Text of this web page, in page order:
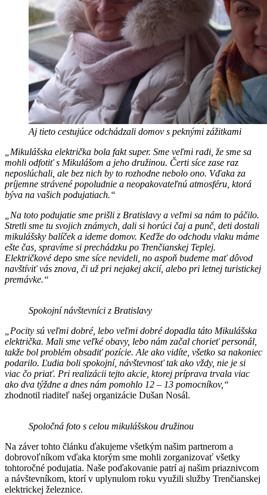
Aj tieto cestujúce odchádzali domov s peknými zážitkami
„Mikulášska električka bola fakt super. Sme veľmi radi, že sme sa
mohli odfotiť s Mikulášom a jeho družinou. Čerti síce zase raz
neposlúchali, ale bez nich by to rozhodne nebolo ono. Vďaka za
príjemne strávené popoludnie a neopakovateľnú atmosféru, ktorá
býva na vašich podujatiach.“
„Na toto podujatie sme prišli z Bratislavy a veľmi sa nám to páčilo.
Stretli sme tu svojich známych, dali si horúci čaj a punč, deti dostali
mikulášsky balíček a ideme domov. Keďže do odchodu vlaku máme
ešte čas, spravíme si prechádzku po Trenčianskej Teplej.
Električkové depo sme síce nevideli, no aspoň budeme mať dôvod
navštíviť vás znova, či už pri nejakej akcií, alebo pri letnej turistickej
premávke.“
Spokojní návštevníci z Bratislavy
„Pocity sú veľmi dobré, lebo veľmi dobré dopadla táto Mikulášska
električka. Mali sme veľké obavy, lebo nám začal chorieť personál,
takže bol problém obsadiť pozície. Ale ako vidíte, všetko sa nakoniec
podarilo. Ľudia boli spokojní, návštevnosť tak ako vždy, nie je si
viac čo priať. Pri realizácii tejto akcie, ktorej príprava trvala viac
ako dva týždne a dnes nám pomohlo 12 – 13 pomocníkov,“
zhodnotil riaditeľ našej organizácie Dušan Nosál.
Spoločná foto s celou mikulášskou družinou
Na záver tohto článku ďakujeme všetkým našim partnerom a
dobrovoľníkom vďaka ktorým sme mohli zorganizovať všetky
tohtoročné podujatia. Naše poďakovanie patrí aj našim priaznivcom
a návštevníkom, ktorí v uplynulom roku využili služby Trenčianskej
elektrickej železnice.